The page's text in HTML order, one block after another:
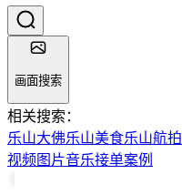
画面搜索
相关搜索：
乐山大佛乐山美食乐山航拍
视频 图片音乐接单案例